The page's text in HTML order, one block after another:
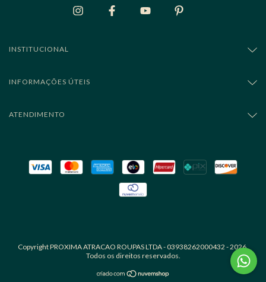
INSTITUCIONAL
INFORMAÇÕES ÚTEIS
ATENDIMENTO
Copyright PROXIMA ATRACAO ROUPAS LTDA - 03938262000432 - 2026.
Todos os direitos reservados.